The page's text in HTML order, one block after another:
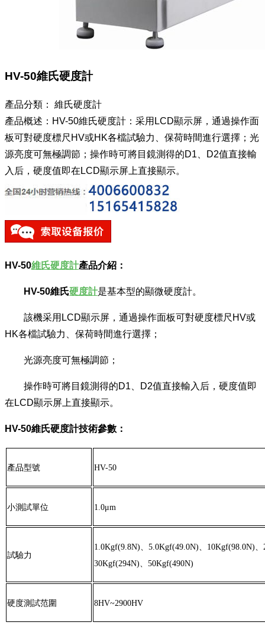
HV-50維氏硬度計
產品分類： 維氏硬度計
產品概述：HV-50維氏硬度計：采用LCD顯示屏，通過操作面
板可對硬度標尺HV或HK各檔試驗力、保荷時間進行選擇；光
源亮度可無極調節；操作時可將目鏡測得的D1、D2值直接輸
入后，硬度值即在LCD顯示屏上直接顯示。
HV-50維氏硬度計產品介紹：
HV-50維氏硬度計是基本型的顯微硬度計。
該機采用 LCD顯示屏，通過操作面板可對硬度標尺HV或
HK各檔試驗力、保荷時間進行選擇；
光源亮度可無極調節；
操作時可將目鏡測得的D1、D2值直接輸入后，硬度值即
在LCD顯示屏上直接顯示。
HV-50維氏硬度計技術參數：
產品型號 HV-50
小測試單位 1.0μm
試驗力
1.0Kgf(9.8N)、5.0Kgf(49.0N)、10Kgf(98.0N)
30Kgf(294N)、50Kgf(490N)
硬度測試范圍 8HV~2900HV